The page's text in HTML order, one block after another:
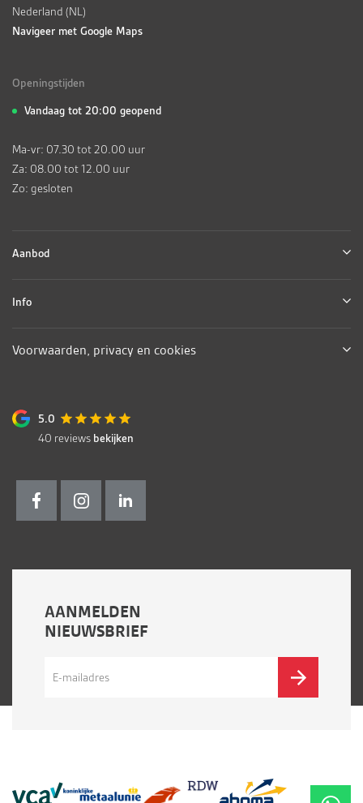
AANMELDEN
NIEUWSBRIEF
Nederland (NL)
Navigeer met Google Maps
Openingstijden
Vandaag tot 20:00 geopend
Ma-vr: 07.30 tot 20.00 uur
Za: 08.00 tot 12.00 uur
Zo: gesloten
Aanbod
Info
5.0
40 reviews bekijken
Voorwaarden, privacy en cookies